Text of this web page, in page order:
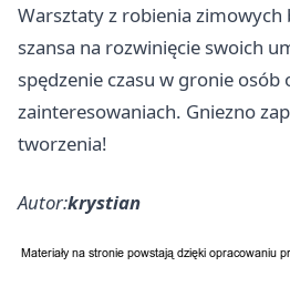
Warsztaty z robienia
szansa na rozwinięcie swoich
spędzenie czasu w gronie osób
zainteresowaniach. Gniezno
tworzenia!
Autor:krystian